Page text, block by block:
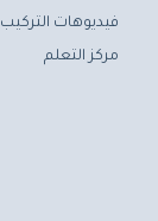
فيديوهات التركيب
مركز التعلم